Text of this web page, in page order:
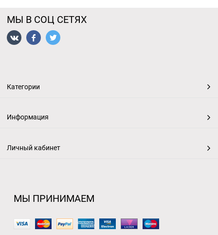
МЫ В СОЦ СЕТЯХ
Категории
Информация
Личный кабинет
МЫ ПРИНИМАЕМ